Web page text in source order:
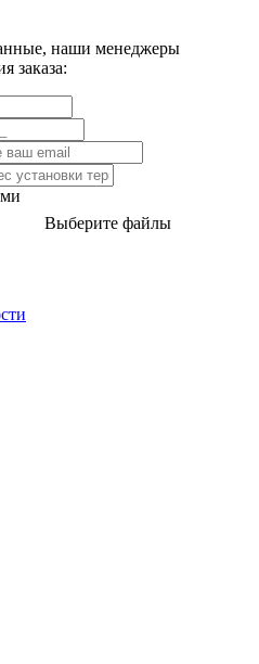
наши менеджеры
заказа:
Выберите файлы